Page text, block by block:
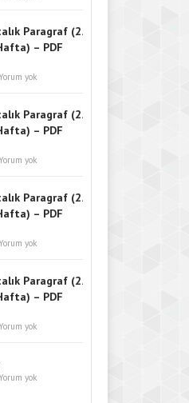
Paragraf (2.
– PDF
Yorum yok
Paragraf (2.
– PDF
Yorum yok
Paragraf (2.
– PDF
Yorum yok
Paragraf (2.
– PDF
Yorum yok
Yorum yok